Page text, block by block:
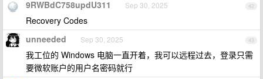
42
9RWBdC758updU311 Sep 30, 2025
Recovery Codes
43
unneeded Sep 30, 2025
我工位的 Windows 电脑一直开着，我可以远程过去，登录只需
要微软账户的用户名密码就行